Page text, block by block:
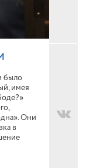
было
имея
Они
в